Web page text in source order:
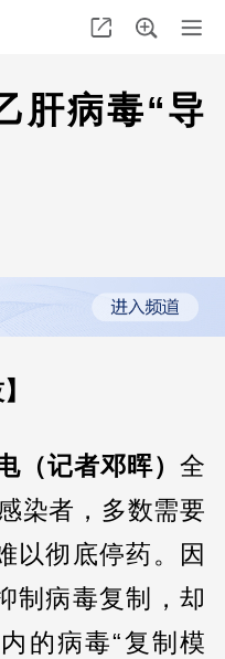
肝病毒“导
（记者邓晖）全
染者，多数需要
以彻底停药。因
制病毒复制，却
的病毒“复制模